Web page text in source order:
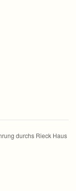
durchs Rieck Haus